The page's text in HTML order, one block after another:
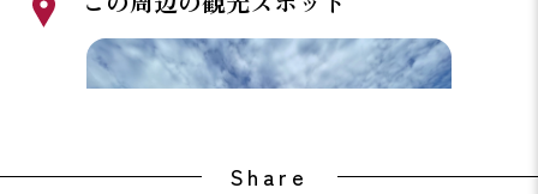
道の駅奥熊野古道ほんぐう
Share